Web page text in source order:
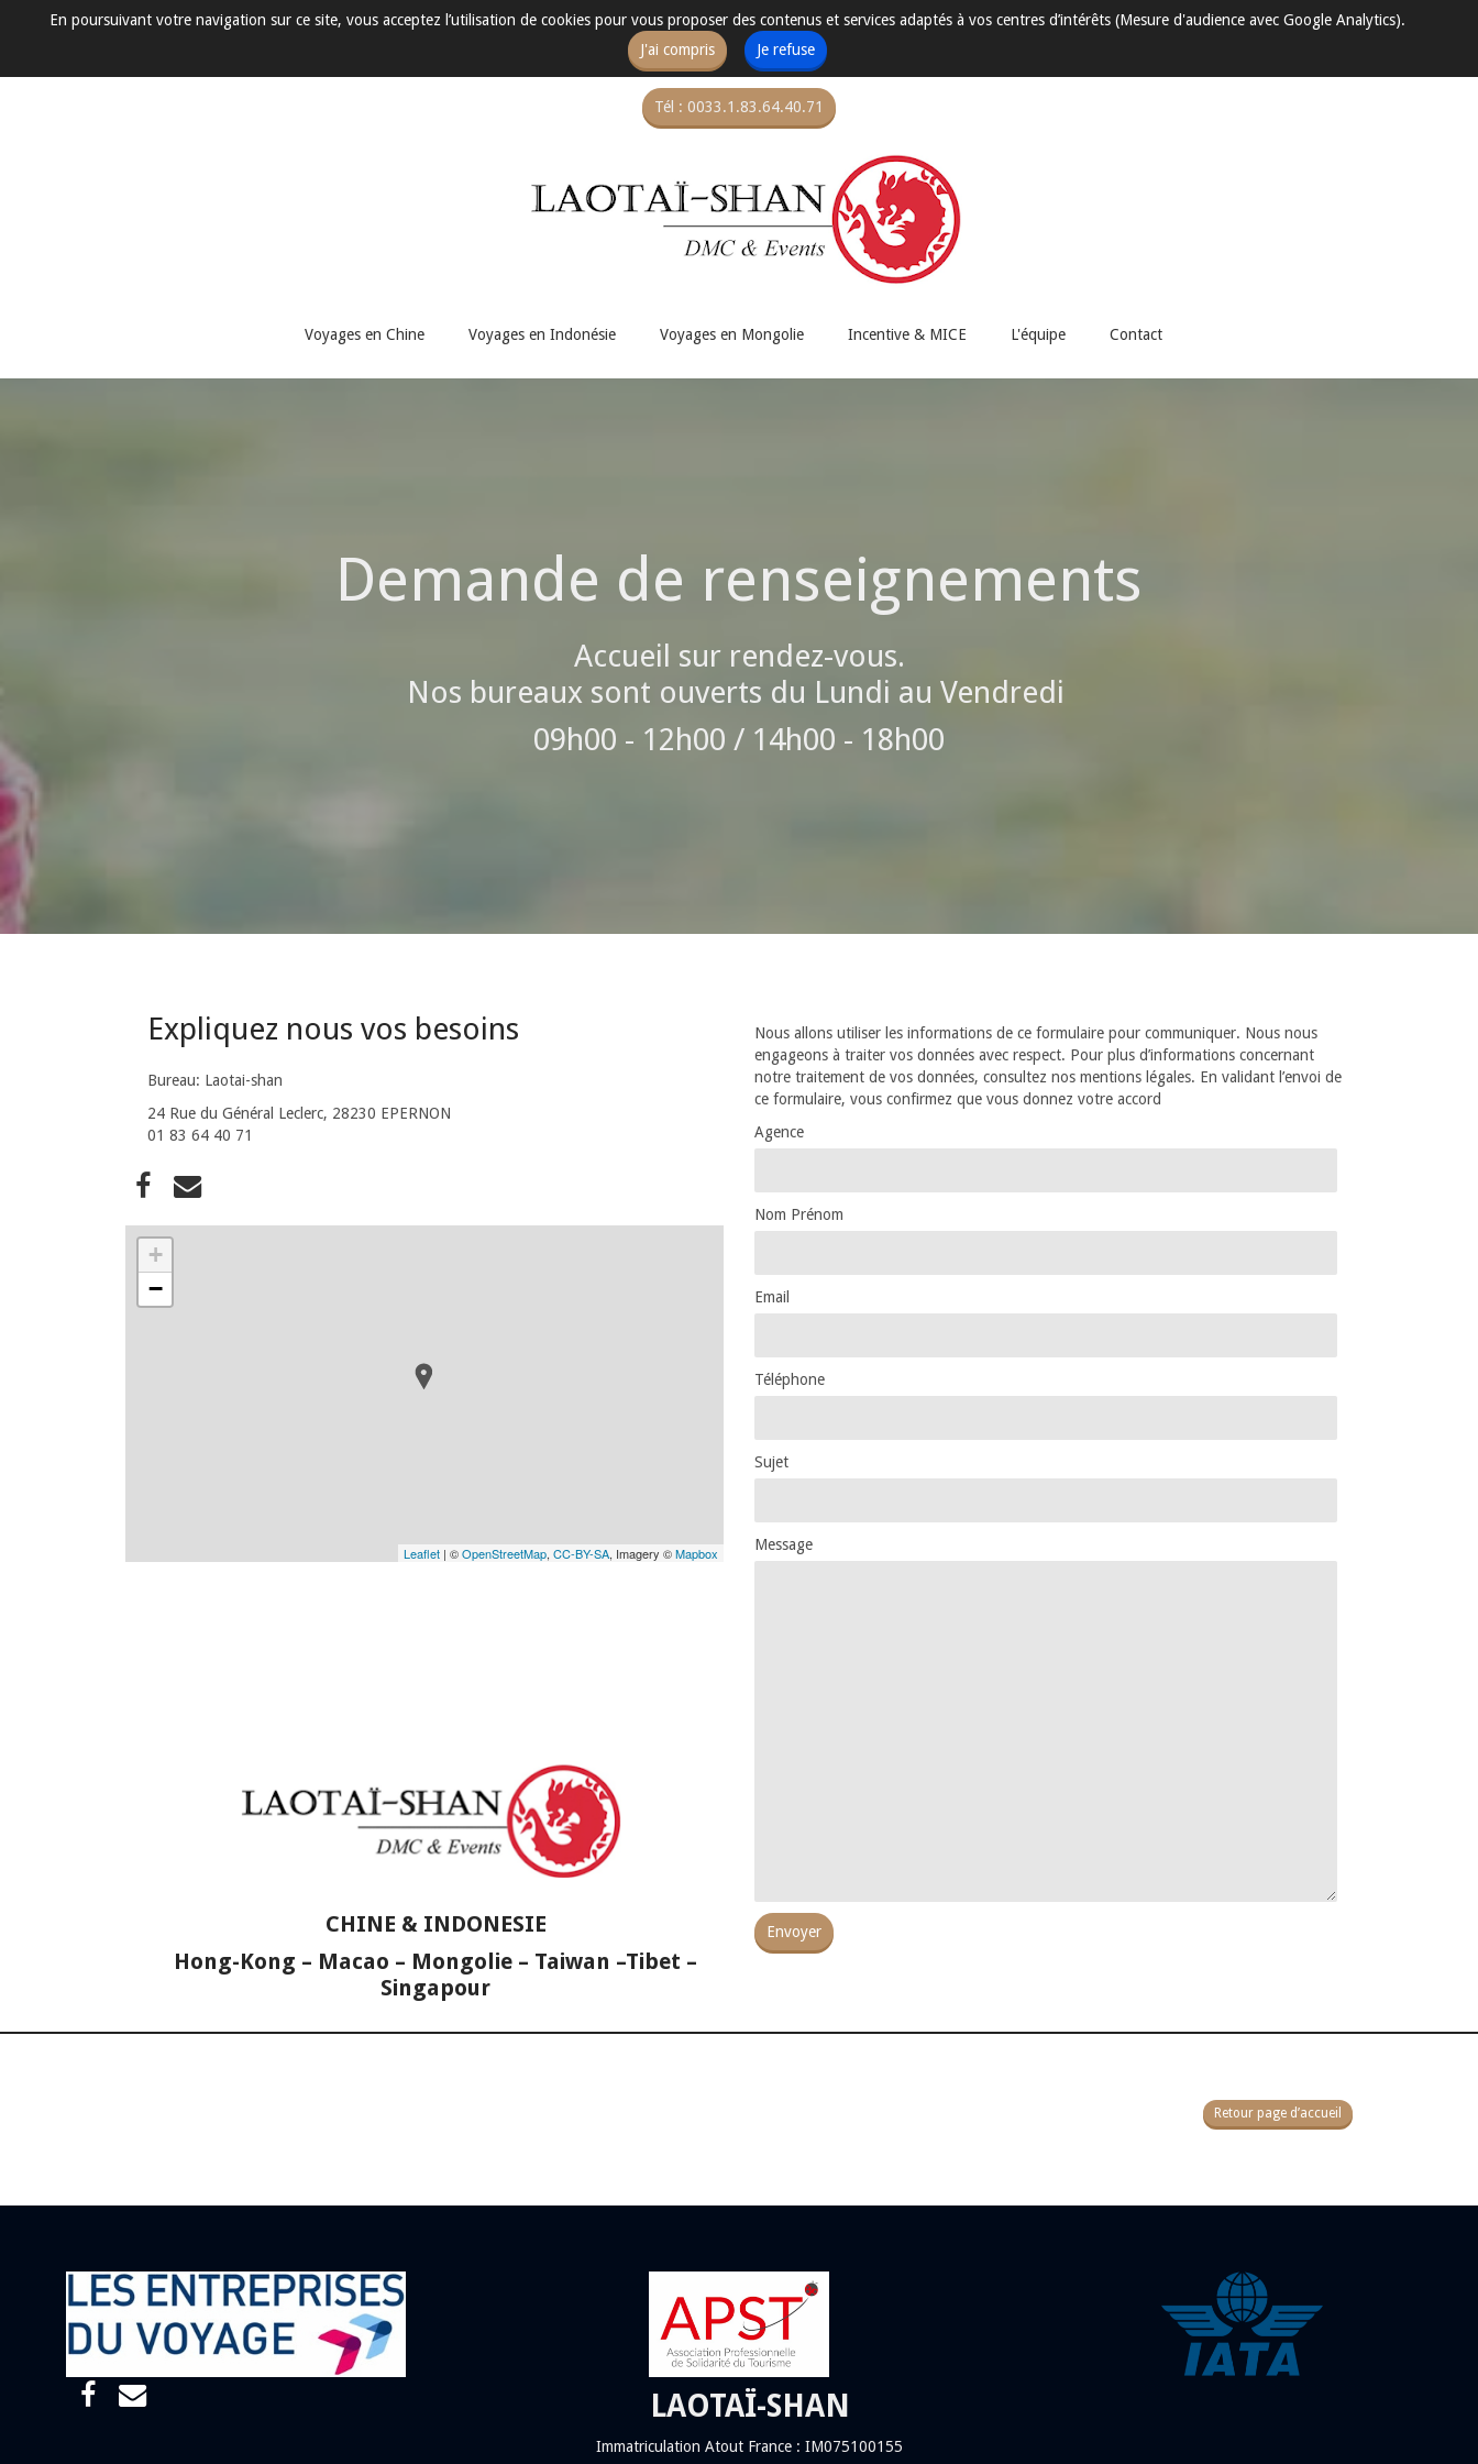
En poursuivant votre navigation sur ce site, vous acceptez l’utilisation de cookies pour vous proposer des contenus et services adaptés à vos centres d’intérêts (Mesure d'audience avec Google Analytics).
J'ai compris
Je refuse
Tél : 0033.1.83.64.40.71
Voyages en Chine Voyages en Indonésie Voyages en Mongolie Incentive & MICE L'équipe Contact
Demande de renseignements
Accueil sur rendez-vous.
Nos bureaux sont ouverts du Lundi au Vendredi
09h00 - 12h00 / 14h00 - 18h00
Expliquez nous vos besoins
Bureau: Laotai-shan
24 Rue du Général Leclerc, 28230 EPERNON
01 83 64 40 71
+
−
Leaflet| ©OpenStreetMap, CC-BY-SA, Imagery ©Mapbox
CHINE & INDONESIE
Hong-Kong – Macao – Mongolie – Taiwan –Tibet –
Singapour
Nous allons utiliser les informations de ce formulaire pour communiquer. Nous nous
engageons à traiter vos données avec respect. Pour plus d’informations concernant
notre traitement de vos données, consultez nos mentions légales. En validant l’envoi de
ce formulaire, vous confirmez que vous donnez votre accord
Agence
Nom Prénom
Email
Téléphone
Sujet
Message
Envoyer
Retour page d’accueil
LAOTAÏ-SHAN
Immatriculation Atout France : IM075100155